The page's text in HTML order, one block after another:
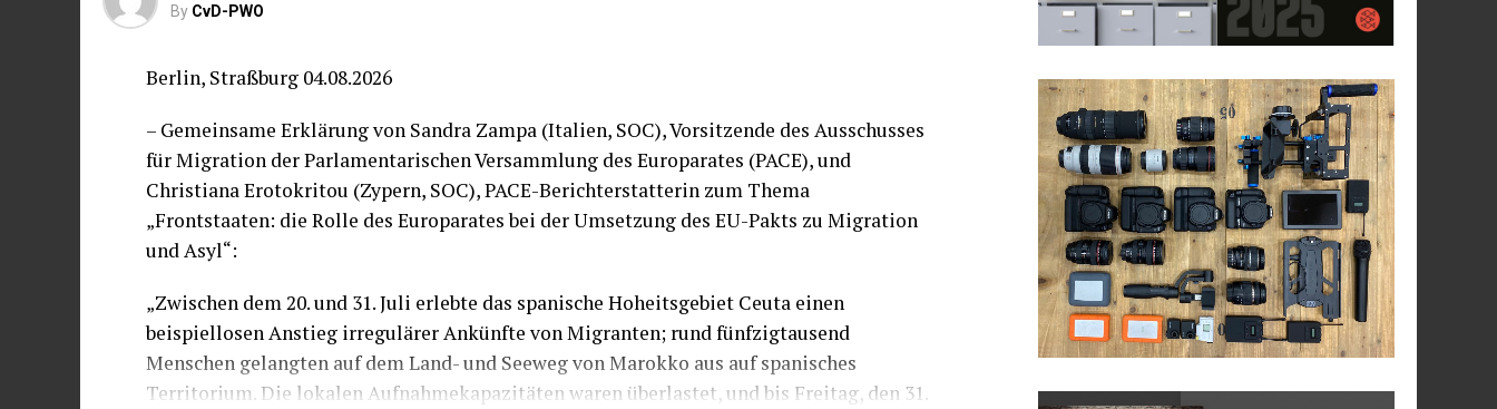
By CvD-PWO
Berlin, Straßburg 04.08.2026
– Gemeinsame Erklärung von Sandra Zampa (Italien, SOC), Vorsitzende des Ausschusses
für Migration der Parlamentarischen Versammlung des Europarates (PACE), und
Christiana Erotokritou (Zypern, SOC), PACE-Berichterstatterin zum Thema
„Frontstaaten: die Rolle des Europarates bei der Umsetzung des EU-Pakts zu Migration
und Asyl“:
„Zwischen dem 20. und 31. Juli erlebte das spanische Hoheitsgebiet Ceuta einen
beispiellosen Anstieg irregulärer Ankünfte von Migranten; rund fünfzigtausend
Menschen gelangten auf dem Land- und Seeweg von Marokko aus auf spanisches
Territorium. Die lokalen Aufnahmekapazitäten waren überlastet, und bis Freitag, den 31.